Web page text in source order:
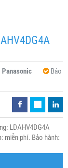
Panasonic
Bảo
LDAHV4DG4A
miễn phí. Bảo hành: